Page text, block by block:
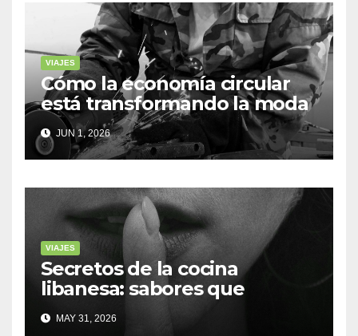
VIAJES
Cómo la economía circular
está transformando la moda
sostenible
JUN 1, 2026
VIAJES
Secretos de la cocina
libanesa: sabores que
cuentan historias
MAY 31, 2026